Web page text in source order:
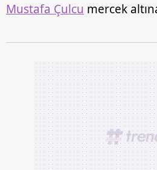
Mustafa Çulcu mercek